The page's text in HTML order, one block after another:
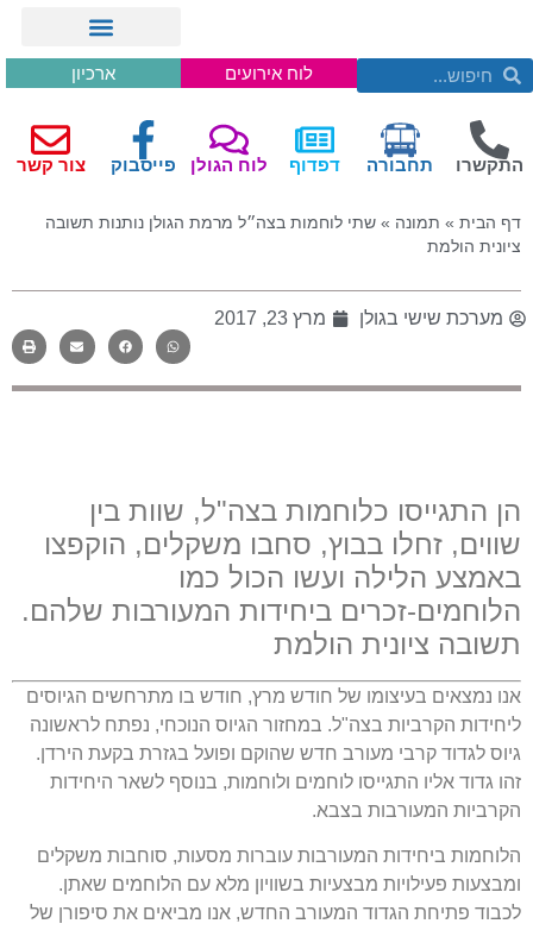
לוח אירועים ארכיון
התקשרו תחבורה דפדוף לוח הגולן פייסבוק צור קשר
דף הבית » תמונה » שתי לוחמות בצה״ל מרמת הגולן נותנות תשובה
ציונית הולמת
מערכת שישי בגולן מרץ 23, 2017
הן התגייסו כלוחמות בצה"ל, שוות בין
שווים, זחלו בבוץ, סחבו משקלים, הוקפצו
באמצע הלילה ועשו הכול כמו
הלוחמים-זכרים ביחידות המעורבות שלהם.
תשובה ציונית הולמת
אנו נמצאים בעיצומו של חודש מרץ, חודש בו מתרחשים הגיוסים
ליחידות הקרביות בצה"ל. במחזור הגיוס הנוכחי, נפתח לראשונה
גיוס לגדוד קרבי מעורב חדש שהוקם ופועל בגזרת בקעת הירדן.
זהו גדוד אליו התגייסו לוחמים ולוחמות, בנוסף לשאר היחידות
הקרביות המעורבות בצבא.
הלוחמות ביחידות המעורבות עוברות מסעות, סוחבות משקלים
ומבצעות פעילויות מבצעיות בשוויון מלא עם הלוחמים שאתן.
לכבוד פתיחת הגדוד המעורב החדש, אנו מביאים את סיפורן של